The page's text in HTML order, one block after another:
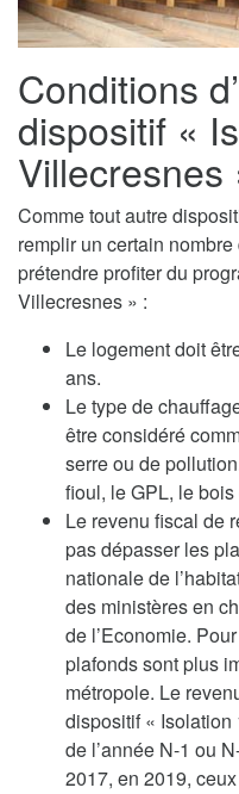
Conditions
dispositif «
Villecresnes
Comme tout autre
remplir un certain
prétendre profiter du
Villecresnes » :
Le logement doit
ans.
Le type de
être considéré
serre ou de
fioul, le GPL, le
Le revenu fiscal de
pas dépasser les
nationale de
des ministères en
de l’Economie.
plafonds sont plus
métropole. Le
dispositif «
de l’année N-1 ou
2017, en 2019,